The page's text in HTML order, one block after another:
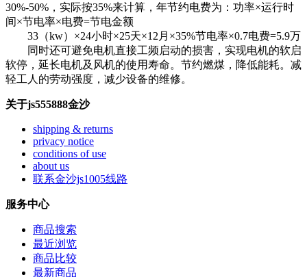
30%-50%，实际按35%来计算，年节约电费为：功率×运行时
间×节电率×电费=节电金额
33（kw）×24小时×25天×12月×35%节电率×0.7电费=5.9万
同时还可避免电机直接工频启动的损害，实现电机的软启
软停，延长电机及风机的使用寿命。节约燃煤，降低能耗。减
轻工人的劳动强度，减少设备的维修。
关于js555888金沙
shipping & returns
privacy notice
conditions of use
about us
联系金沙js1005线路
服务中心
商品搜索
最近浏览
商品比较
最新商品